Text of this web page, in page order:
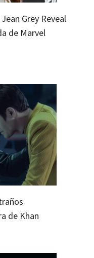
Grey Reveal
de Marvel
de Khan